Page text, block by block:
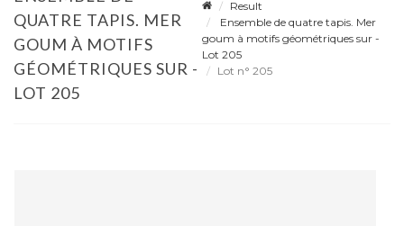
QUATRE TAPIS. MER
GOUM À MOTIFS
GÉOMÉTRIQUES SUR -
LOT 205
Result
Ensemble de quatre tapis. Mer
goum à motifs géométriques sur -
Lot 205
Lot n° 205